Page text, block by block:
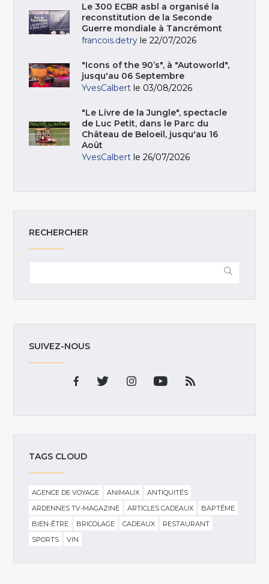
Le 300 ECBR asbl a organisé la
reconstitution de la Seconde
Guerre mondiale à Tancrémont
francois.detry le 22/07/2026
"Icons of the 90’s", à "Autoworld",
jusqu'au 06 Septembre
YvesCalbert le 03/08/2026
"Le Livre de la Jungle", spectacle
de Luc Petit, dans le Parc du
Château de Beloeil, jusqu'au 16
Août
YvesCalbert le 26/07/2026
RECHERCHER
SUIVEZ-NOUS
TAGS CLOUD
AGENCE DE VOYAGE ANIMAUX
ANTIQUITÉS
ARDENNES TV-MAGAZINE
ARTICLES CADEAUX
BAPTÊME
BIEN-ÊTRE
BRICOLAGE CADEAUX
RESTAURANT
SPORTS
VIN